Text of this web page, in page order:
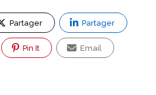
Partager Partager
Pin It Email